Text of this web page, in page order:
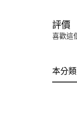
評價
喜歡這
本分